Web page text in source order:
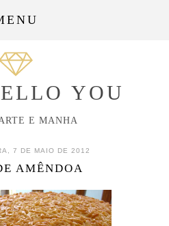
YOU
E MANHA
7 DE MAIO DE 2012
AMÊNDOA